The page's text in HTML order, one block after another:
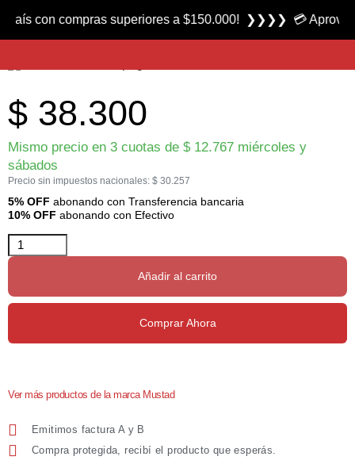
Producto nuevo
Anzuelo Serie 3191 marca Mustad
$ 38.300
Mismo precio en 3 cuotas de $12.767 miércoles y
sábados
Precio sin impuestos nacionales: $ 30.257
5% OFF abonando con Transferencia bancaria
10% OFF abonando con Efectivo
Añadir al carrito
Comprar Ahora
Ver más productos de la marca Mustad
Emitimos factura A y B
Compra protegida, recibí el producto que esperás.
compras superiores a $150.000! ❯❯❯❯ 💳 Aprovecha